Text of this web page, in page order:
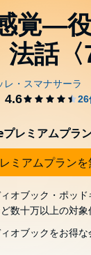
覚―
法話〈
レミアムプラ
ミアムプラン
オブック・ポッ
数十万以上の対象
オブックをお得